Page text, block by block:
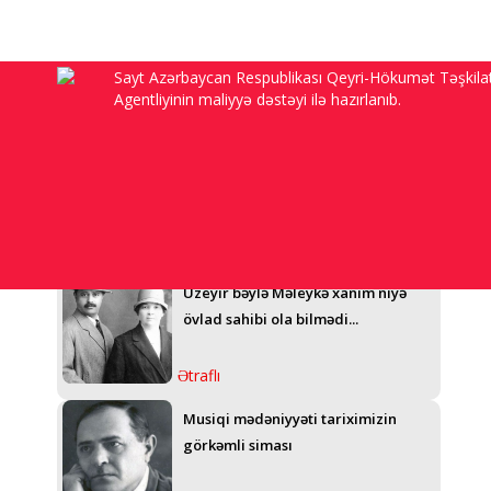
Sayt Azərbaycan Respublikası Qeyri-Hökumət
Agentliyinin maliyyə dəstəyi ilə hazırlanıb.
Üzeyir bəylə Məleykə xanım niyə
övlad sahibi ola bilmədi...
Ətraflı
Musiqi mədəniyyəti tariximizin
görkəmli siması